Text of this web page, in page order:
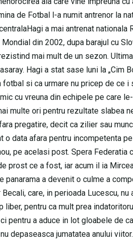
de Fotbal l-a numit antrenor la
a mai antrenat
din 2002, dupa barajul cu
mai mult de un sezon.
Hagi a stat sase luni la „Cim
si ca urmare nu pricep de ce i
cu vreuna din echipele pe care
multe ori pentru rezultate slabea
pregatire, decit ca zilier sau
o data afara pentru incompetenta
pe acelasi post. Spera
prost ce a fost, iar acum il ia
panarama a devenit o culme a
care, in perioada Lucescu,
liber, pentru ca mult prea
pentru a aduce in lot gloabele de
depaseasca jumatatea anului viitor.